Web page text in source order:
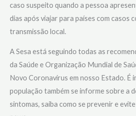
caso suspeito quando a pessoa
dias após viajar para países com casos
transmissão local.
A Sesa está seguindo todas as
da Saúde e Organização Mundial de
Novo Coronavírus em nosso Estado. É
população também se informe sobre a
sintomas, saiba como se prevenir e